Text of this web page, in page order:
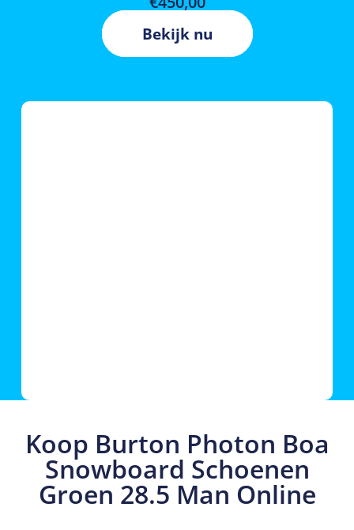
Bekijk nu
Koop Burton Photon Boa
Snowboard Schoenen
Groen 28.5 Man Online